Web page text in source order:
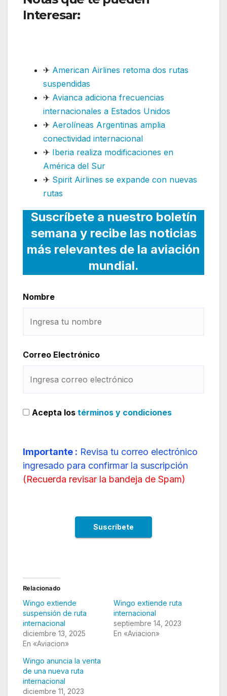
Interesar:
✈ American Airlines retoma dos rutas
suspendidas
✈ Avianca adiciona frecuencias
internacionales a Estados Unidos
✈ Aerolíneas Argentinas amplia
conectividad internacional
✈ Iberia realiza modificaciones en
América del Sur
✈ Spirit Airlines se expande con nuevas
rutas
Suscríbete a nuestro boletín
semana y recibe las noticias
más relevantes de la aviación
mundial.
Nombre
Correo Electrónico
Acepta los términos y condiciones
Importante : Revisa tu correo electrónico
ingresado para confirmar la suscripción
(Recuerda revisar la bandeja de Spam)
Relacionado
Wingo extiende
suspensión de ruta
internacional
diciembre 13, 2025
En «Aviacion»
Wingo extiende ruta
internacional
septiembre 14, 2023
En «Aviacion»
Wingo anuncia la venta
de una nueva ruta
internacional
diciembre 11, 2023